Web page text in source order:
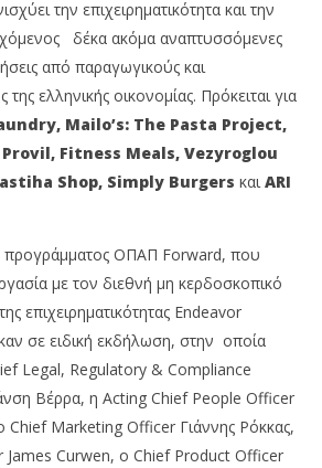
NOW VIEWING
την επιχειρηματικότητα και την
δέκα ακόμα αναπτυσσόμενες
από παραγωγικούς και
ελληνικής οικονομίας. Πρόκειται για
, Mailo’s: The Pasta Project,
Provil, Fitness Meals, Vezyroglou
Shop, Simply Burgers καιARI
προγράμματος ΟΠΑΠ Forward, που
με τον διεθνή μη κερδοσκοπικό
επιχειρηματικότητας Endeavor
σε ειδική εκδήλωση, στην οποία
Legal, Regulatory & Compliance
Βέρρα, η Acting Chief People Officer
Chief Marketing Officer Γιάννης Ρόκκας,
Curwen, ο Chief Product Officer